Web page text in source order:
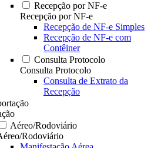
Recepção por NF-e
Recepção por NF-e
Recepção de NF-e Simples
Recepção de NF-e com
Contêiner
Consulta Protocolo
Consulta Protocolo
Consulta de Extrato da
Recepção
Aéreo/Rodoviário
Rodoviário